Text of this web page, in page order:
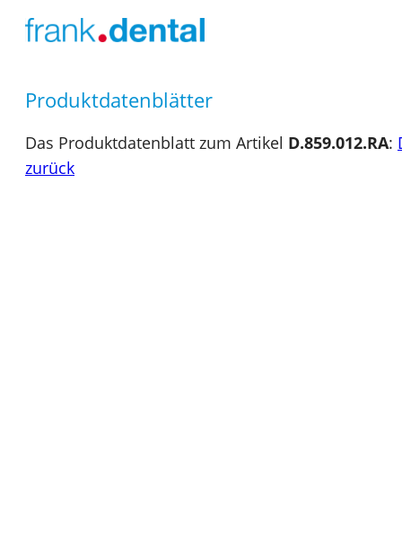
Produktdatenblätter
Das Produktdatenblatt zum Artikel D.859.012.RA:
zurück